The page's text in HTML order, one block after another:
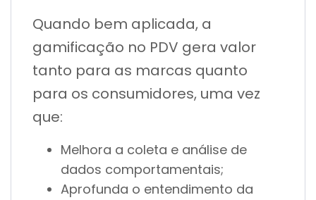
Quando bem aplicada, a
gamificação no PDV gera valor
tanto para as marcas quanto
para os consumidores, uma vez
que:
Melhora a coleta e análise de
dados comportamentais;
Aprofunda o entendimento da